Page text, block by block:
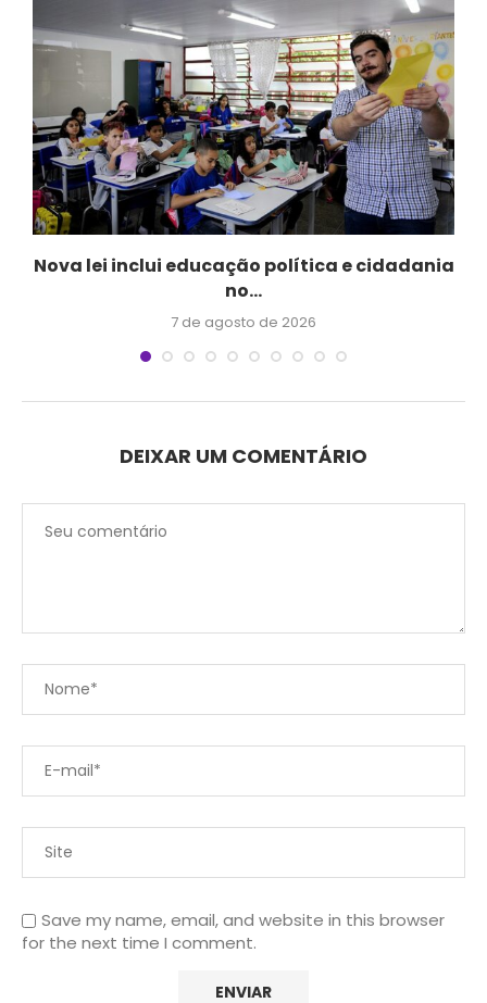
Nova lei inclui educação política e cidadania
no...
7 de agosto de 2026
DEIXAR UM COMENTÁRIO
Save my name, email, and website in this browser
for the next time I comment.